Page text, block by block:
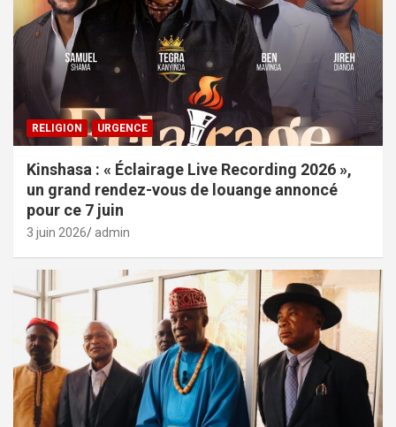
RELIGION URGENCE
Kinshasa : « Éclairage Live Recording 2026 »,
un grand rendez-vous de louange annoncé
pour ce 7 juin
3 juin 2026 admin